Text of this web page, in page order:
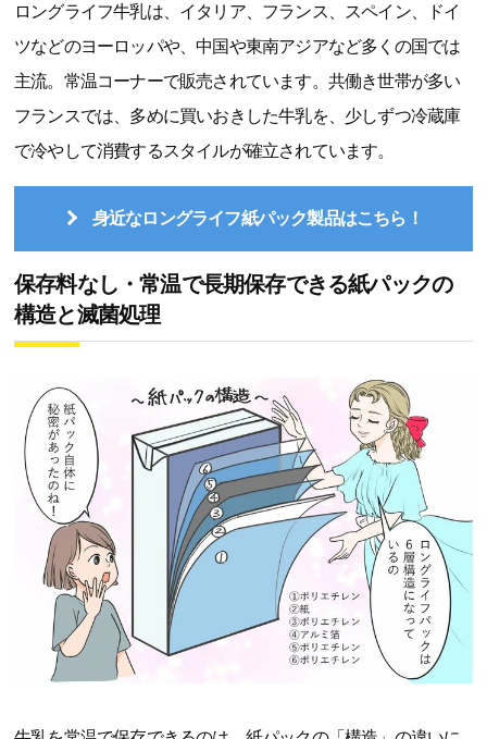
ロングライフ牛乳は、イタリア、フランス、スペイン、ドイ
ツなどのヨーロッパや、中国や東南アジアなど多くの国では
主流。常温コーナーで販売されています。共働き世帯が多い
フランスでは、多めに買いおきした牛乳を、少しずつ冷蔵庫
で冷やして消費するスタイルが確立されています。
身近なロングライフ紙パック製品はこちら！
保存料なし・常温で長期保存できる紙パックの
構造と滅菌処理